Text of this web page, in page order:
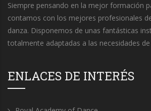
Siempre pensando en la mejor formación
contamos con los mejores profesionales
danza. Disponemos de unas fantásticas
totalmente adaptadas a las necesidades de
ENLACES DE INTERÉS